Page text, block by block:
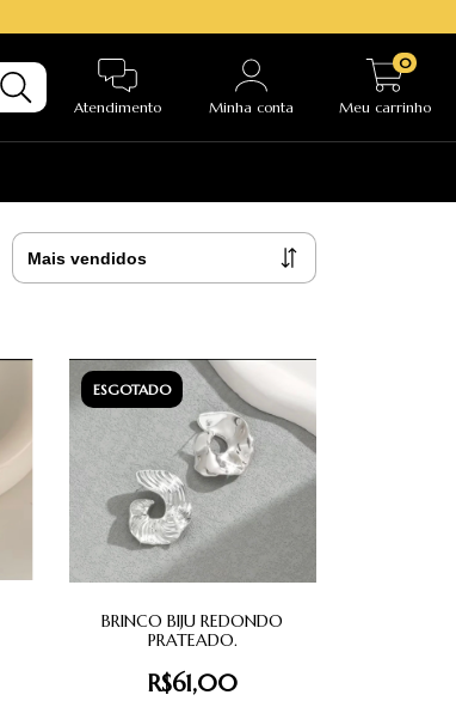
Atendimento Minha conta Meu carrinho
0
ESGOTADO
BRINCO BIJU REDONDO
PRATEADO.
R$61,00